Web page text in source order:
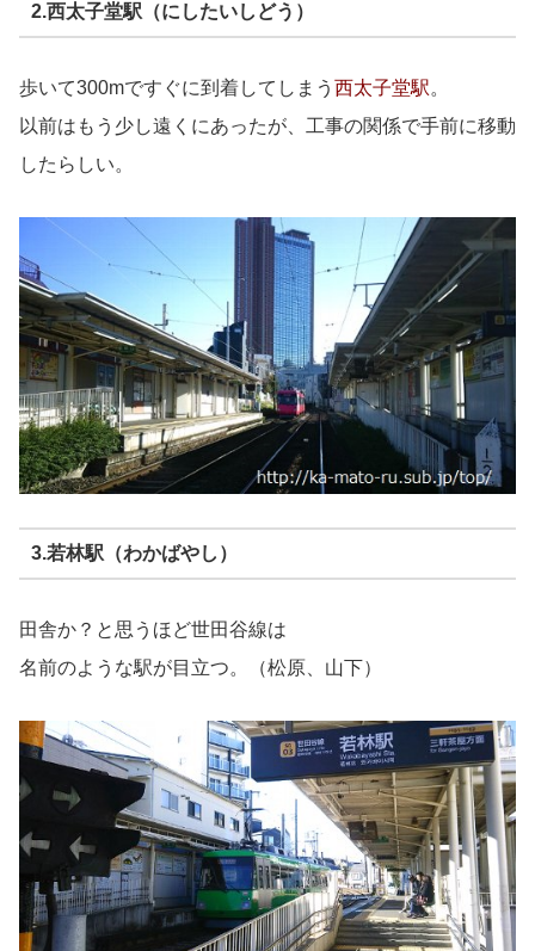
2.西太子堂駅（にしたいしどう）
歩いて300mですぐに到着してしまう 西太子堂駅。
以前はもう少し遠くにあったが、工事の関係で手前に移動
したらしい。
3.若林駅（わかばやし）
田舎か？と思うほど世田谷線は
名前のような駅が目立つ。（松原、山下）